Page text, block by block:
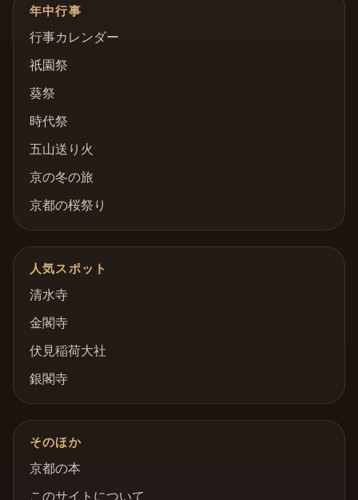
年中行事
行事カレンダー
祇園祭
葵祭
時代祭
五山送り火
京の冬の旅
京都の桜祭り
人気スポット
清水寺
金閣寺
伏見稲荷大社
銀閣寺
そのほか
京都の本
このサイトについて